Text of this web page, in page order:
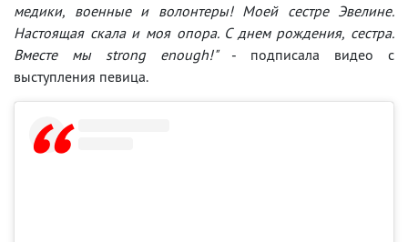
медики, военные и волонтеры! Моей сестре Эвелине.
Настоящая скала и моя опора. С днем рождения, сестра.
Вместе мы strong enough!" - подписала видео с
выступления певица.